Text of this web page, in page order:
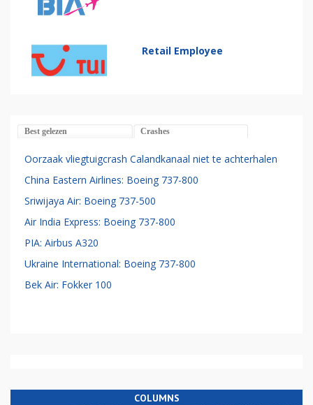
Retail Employee
Best gelezen Crashes
Oorzaak vliegtuigcrash Calandkanaal niet te achterhalen
China Eastern Airlines: Boeing 737-800
Sriwijaya Air: Boeing 737-500
Air India Express: Boeing 737-800
PIA: Airbus A320
Ukraine International: Boeing 737-800
Bek Air: Fokker 100
COLUMNS